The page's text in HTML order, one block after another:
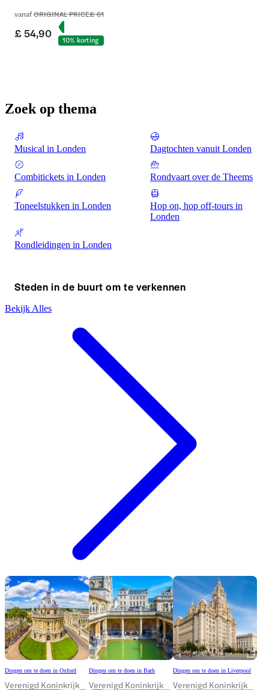
vanafORIGINAL PRICE£ 61
£ 54,90 10% korting
Zoek op thema
Musical in Londen Dagtochten vanuit Londen
Combitickets in Londen Rondvaart over de Theems
Toneelstukken in Londen
Hop on, hop off-tours in
Londen
Rondleidingen in Londen
Steden in de buurt om te verkennen
Bekijk Alles
Dingen om te doen in Oxford
Verenigd Koninkrijk
Dingen om te doen in Bath
Verenigd Koninkrijk
Dingen om te doen in Liverpool
Verenigd Koninkrijk